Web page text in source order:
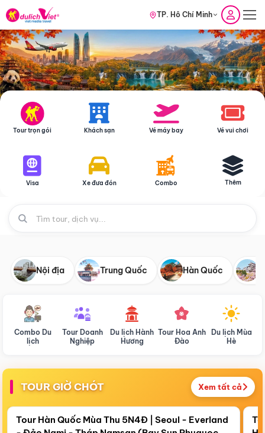
TP. Hồ Chí Minh
Tour trọn gói Khách sạn Vé máy bay Vé vui chơi
Visa Xe đưa đón Combo Thêm
Nội địa Trung Quốc Hàn Quốc
Combo Du
lịch
Tour Doanh
Nghiệp
Du lịch Hành
Hương
Tour Hoa Anh
Đào
Du lịch Mùa
Hè
TOUR GIỜ CHÓT Xem tất cả
Còn19 ngày 01:22:37
Điểm nổi bật
Tour Hàn Quốc Mùa Thu 5N4Đ | Seoul - Everland